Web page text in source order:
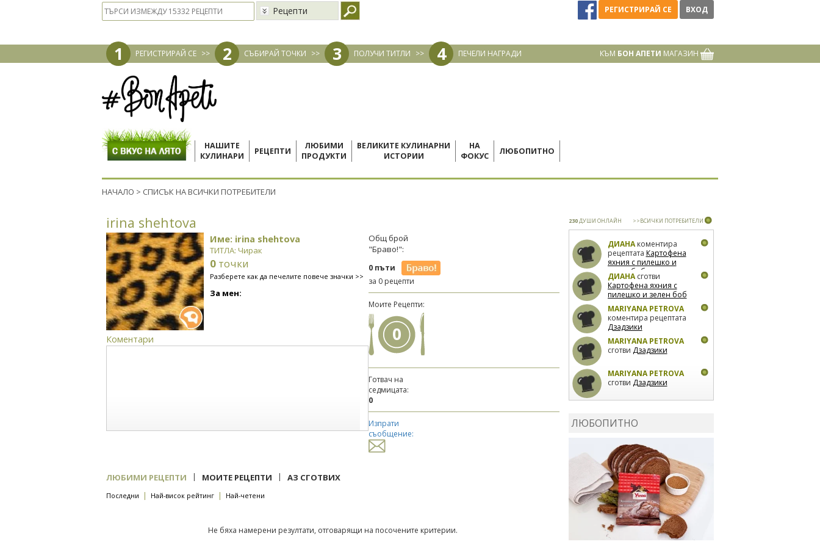
Рецепти РЕГИСТРИРАЙ СЕ ВХОД
1 РЕГИСТРИРАЙ СЕ >> 2 СЪБИРАЙ ТОЧКИ >> 3 ПОЛУЧИ ТИТЛИ >> 4 ПЕЧЕЛИ НАГРАДИ КЪМ БОН АПЕТИ МАГАЗИН
НАШИТЕ
КУЛИНАРИ
РЕЦЕПТИ
ЛЮБИМИ
ПРОДУКТИ
ВЕЛИКИТЕ КУЛИНАРНИ
ИСТОРИИ
НА
ФОКУС
ЛЮБОПИТНО
НАЧАЛО > СПИСЪК НА ВСИЧКИ ПОТРЕБИТЕЛИ
irina shehtova
Име: irina shehtova
ТИТЛА: Чирак
0 точки
Разберете как да печелите повече значки >>
За мен:
Коментари
Общ брой
"Браво!":
0 пъти
за 0 рецепти
Моите Рецепти:
0
Готвач на
седмицата:
0
Изпрати
съобщение:
ЛЮБИМИ РЕЦЕПТИ | МОИТЕ РЕЦЕПТИ | АЗ СГОТВИХ
Последни | Най-висок рейтинг | Най-четени
Не бяха намерени резултати, отговарящи на посочените критерии.
230ДУШИ ОНЛАЙН >>ВСИЧКИ ПОТРЕБИТЕЛИ
ДИАНАкоментира
рецептата Картофена
яхния с пилешко и
зелен боб
ДИАНАсготви
Картофена яхния с
пилешко и зелен боб
MARIYANA PETROVA
коментира рецептата
Дзадзики
MARIYANA PETROVA
сготви Дзадзики
MARIYANA PETROVA
сготви Дзадзики
фурна
рецептатаСвински
ребра с печени
картофи
ЛЮБОПИТНО